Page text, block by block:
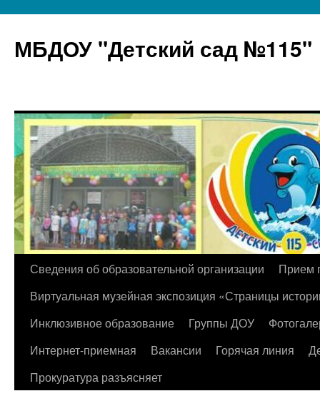
МБДОУ "Детский сад №115"
Перейти
содержимому
Сведения об образовательной организации
Прием
Виртуальная музейная экспозиция «Страницы
Инклюзивное образование
Группы ДОУ
Интернет-приемная
Вакансии Горячая линия
Прокуратура разъясняет